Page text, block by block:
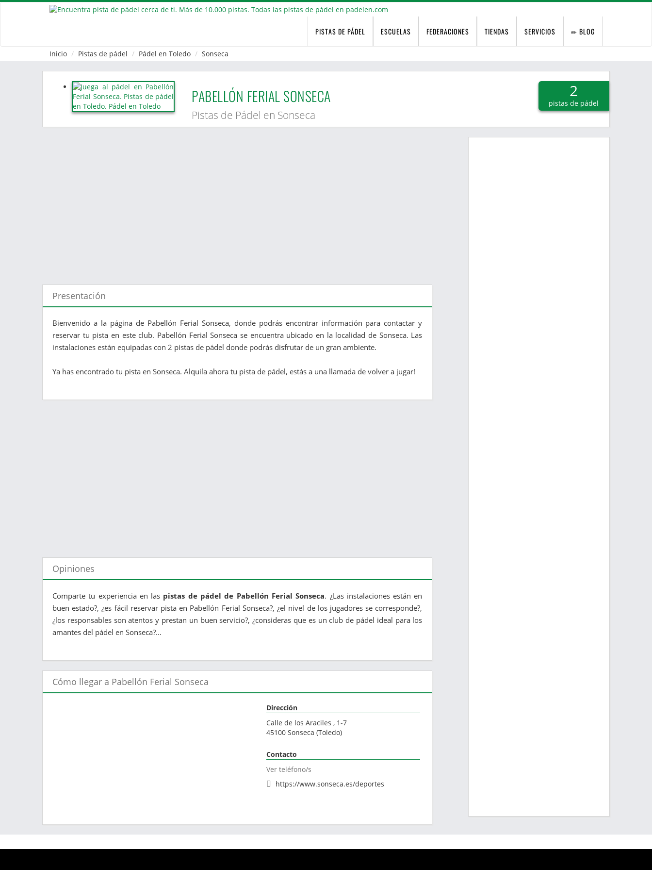
PISTAS DE PÁDEL ESCUELAS FEDERACIONES TIENDAS SERVICIOS BLOG
Inicio Pistas de pádel Pádel en Toledo Sonseca
PABELLÓN FERIAL SONSECA
Pistas de Pádel en Sonseca
2
pistas de pádel
Presentación
Bienvenido a la página de Pabellón Ferial Sonseca, donde podrás encontrar información para contactar y
reservar tu pista en este club. Pabellón Ferial Sonseca se encuentra ubicado en la localidad de Sonseca. Las
instalaciones están equipadas con 2 pistas de pádel donde podrás disfrutar de un gran ambiente.
Ya has encontrado tu pista en Sonseca. Alquila ahora tu pista de pádel, estás a una llamada de volver a jugar!
Opiniones
Comparte tu experiencia en las pistas de pádel de Pabellón Ferial Sonseca. ¿Las instalaciones están en
buen estado?, ¿es fácil reservar pista en Pabellón Ferial Sonseca?, ¿el nivel de los jugadores se corresponde?,
¿los responsables son atentos y prestan un buen servicio?, ¿consideras que es un club de pádel ideal para los
amantes del pádel en Sonseca?...
Cómo llegar a Pabellón Ferial Sonseca
Dirección
Calle de los Araciles , 1-7
45100 Sonseca (Toledo)
Contacto
Ver teléfono/s
https://www.sonseca.es/deportes